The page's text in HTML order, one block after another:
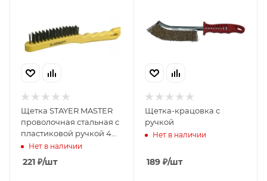
Щетка STAYER MASTER
проволочная стальная с
пластиковой ручкой 4
ряда
Нет в наличии
221 ₽/шт
Щетка-крацовка с
ручкой
Нет в наличии
189₽/шт